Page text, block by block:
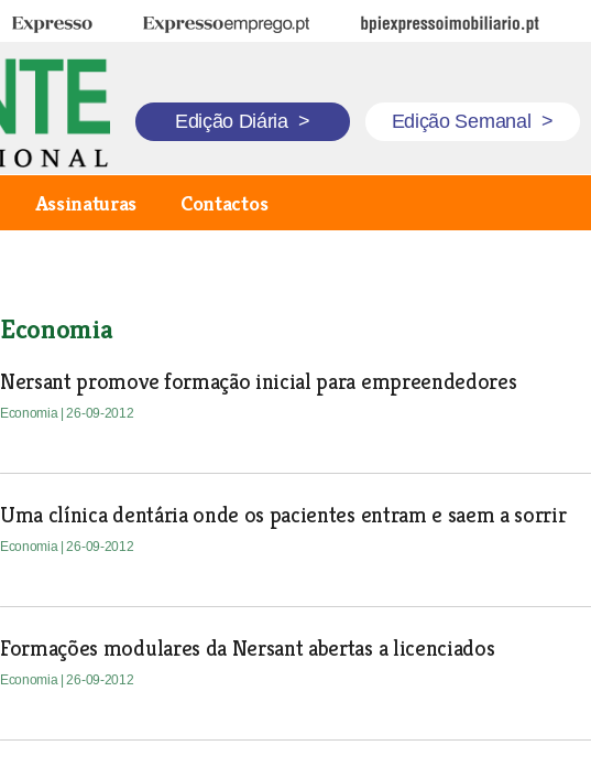
Expresso Expresso Emprego BPI Expresso Imobiliário
Edição Diária > Edição Semanal >
Assinaturas Contactos
Economia
Nersant promove formação inicial para empreendedores
Economia | 26-09-2012
Uma clínica dentária onde os pacientes entram e saem a sorrir
Economia | 26-09-2012
Formações modulares da Nersant abertas a licenciados
Economia | 26-09-2012